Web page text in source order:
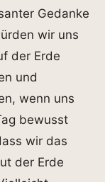
Gedanke
wir uns
der Erde
und
wenn uns
bewusst
wir das
der Erde